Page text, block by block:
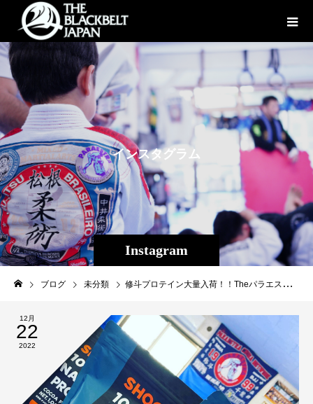
Instagram
インスタグラ ム
ブログ 未分類 修斗プロテイン大量入荷！！Theパラエストラ沖縄は修斗オフィシャルクラブなので、修斗プロテインを割引で購入する事が出来ます。選手一同、良質なタンパク質で高みを目指します！https://limitest.shop/view/item/000000000013?category_page_id=ct24無駄なものは一切加えず、 激しいトレーニング後でも 飲み易く飽きの来ないプロテインが欲しい・・・。「本物」を追求する我々が、自信を持ってお勧めする 「本物のプロテイン」です。#修斗#LIMITEST#アマチュア修斗
12月
22
2022